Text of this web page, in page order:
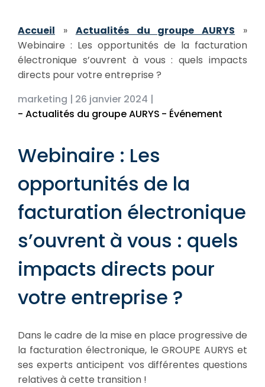
Accueil » Actualités du groupe AURYS »
Webinaire : Les opportunités de la facturation
électronique s’ouvrent à vous : quels impacts
directs pour votre entreprise ?
marketing | 26 janvier 2024 |
- Actualités du groupe AURYS - Événement
Webinaire : Les
opportunités de la
facturation électronique
s’ouvrent à vous : quels
impacts directs pour
votre entreprise ?
Dans le cadre de la mise en place progressive de
la facturation électronique, le GROUPE AURYS et
ses experts anticipent vos différentes questions
relatives à cette transition !